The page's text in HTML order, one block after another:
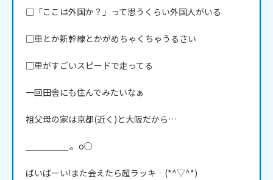
□「ここは外国か？」って思うくらい外国人がいる
□車とか新幹線とかがめちゃくちゃうるさい
□車がすごいスピードで走ってる
一回田舎にも住んでみたいなぁ
祖父母の家は京都(近く)と大阪だから…
＿＿＿＿＿.。o○
ばいばーい!また会えたら超ラッキ‐(*^▽^*)